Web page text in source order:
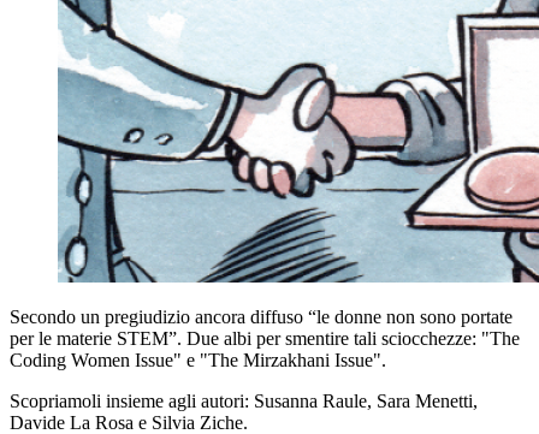
Secondo un pregiudizio ancora diffuso “le donne non sono portate
per le materie STEM”. Due albi per smentire tali sciocchezze: "The
Coding Women Issue" e "The Mirzakhani Issue".
Scopriamoli insieme agli autori: Susanna Raule, Sara Menetti,
Davide La Rosa e Silvia Ziche.